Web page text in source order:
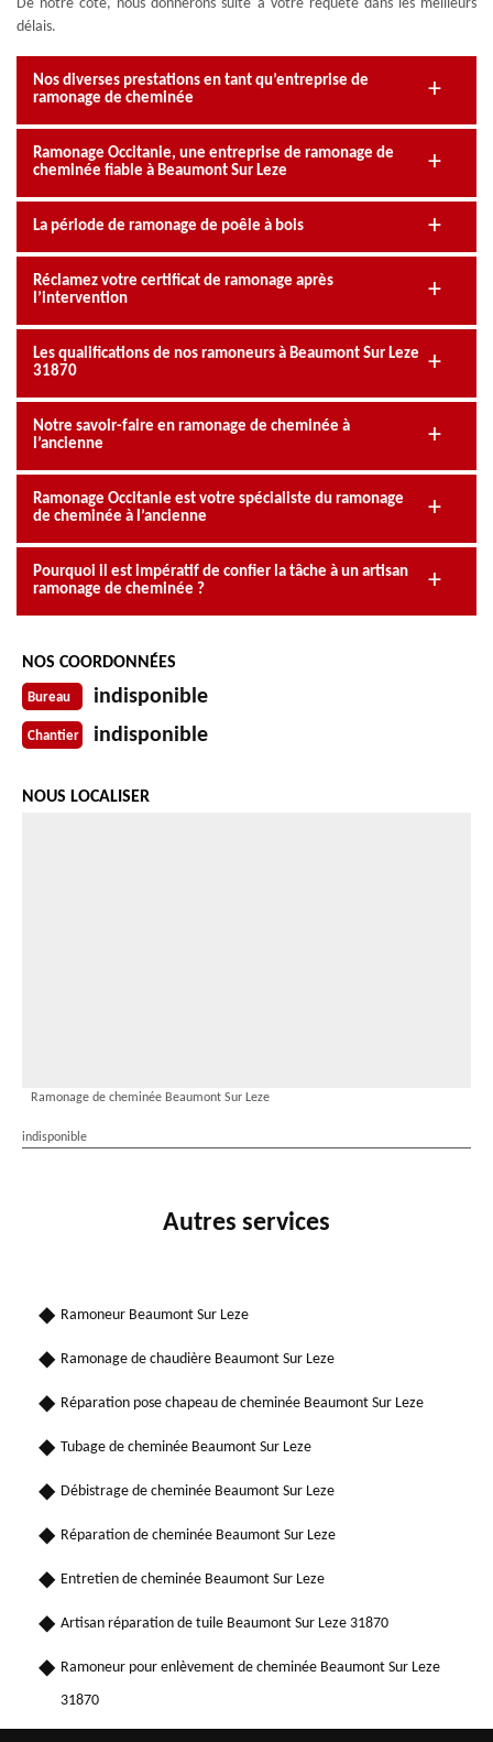
De notre côté, nous donnerons suite à votre requête dans les meilleurs
délais.
Nos diverses prestations en tant qu’entreprise de
ramonage de cheminée
Ramonage Occitanie, une entreprise de ramonage de
cheminée fiable à Beaumont Sur Leze
La période de ramonage de poêle à bois
Réclamez votre certificat de ramonage après
l’intervention
Les qualifications de nos ramoneurs à Beaumont Sur Leze
31870
Notre savoir-faire en ramonage de cheminée à
l’ancienne
Ramonage Occitanie est votre spécialiste du ramonage
de cheminée à l’ancienne
Pourquoi il est impératif de confier la tâche à un artisan
ramonage de cheminée ?
NOS COORDONNÉES
Bureau indisponible
Chantier indisponible
NOUS LOCALISER
Ramonage de cheminée Beaumont Sur Leze
indisponible
Autres services
Ramoneur Beaumont Sur Leze
Ramonage de chaudière Beaumont Sur Leze
Réparation pose chapeau de cheminée Beaumont Sur Leze
Tubage de cheminée Beaumont Sur Leze
Débistrage de cheminée Beaumont Sur Leze
Réparation de cheminée Beaumont Sur Leze
Entretien de cheminée Beaumont Sur Leze
Artisan réparation de tuile Beaumont Sur Leze 31870
Ramoneur pour enlèvement de cheminée Beaumont Sur Leze
31870